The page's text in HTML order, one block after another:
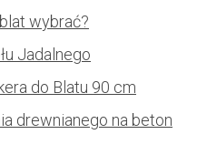
wybrać?
Jadalnego
do Blatu 90 cm
drewnianego na beton